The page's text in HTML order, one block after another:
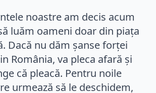
noastre am decis acum
luăm oameni doar din piața
Dacă nu dăm șanse forței
România, va pleca afară și
că pleacă. Pentru noile
urmează să le deschidem,